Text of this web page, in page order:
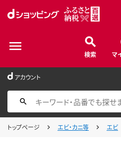
検索 マ
アカウント
トップページ エビ・カニ等 エビ